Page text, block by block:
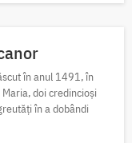
în anul 1491, în
doi credincioși
în a dobândi